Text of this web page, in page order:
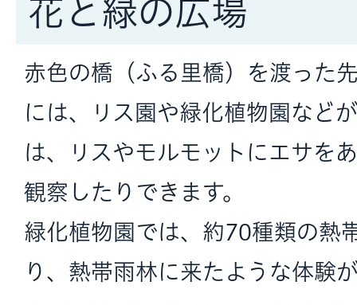
花と緑の広場
赤色の橋（ふる里橋）を渡った
には、リス園や緑化植物園など
は、リスやモルモットにエサを
観察したりできます。
緑化植物園では、約70種類の熱
り、熱帯雨林に来たような体験